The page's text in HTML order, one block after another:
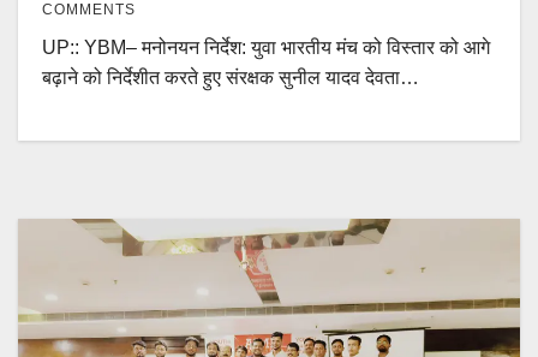
COMMENTS
UP:: YBM– मनोनयन निर्देश: युवा भारतीय मंच को विस्तार को आगे
बढ़ाने को निर्देशीत करते हुए संरक्षक सुनील यादव देवता…